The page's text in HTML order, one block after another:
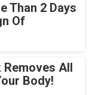
Than 2 Days
Of
All
Body!